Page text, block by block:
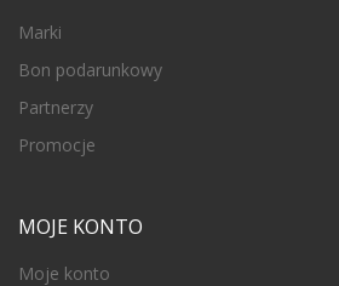
Marki
Bon podarunkowy
Partnerzy
Promocje
MOJE KONTO
Moje konto